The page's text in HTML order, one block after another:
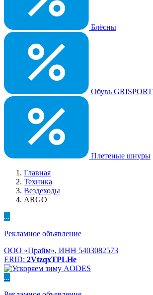
Блёсны
Обувь GRISPORT
Плетеные шнуры
Главная
Техника
Вездеходы
ARGO
...
Рекламное объявление
ООО «Прайм», ИНН 5403082573
ERID: 2VtzqxTPLHe
...